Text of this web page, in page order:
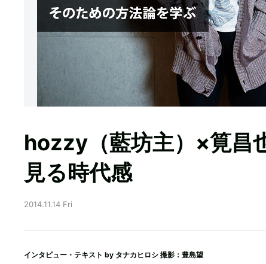
hozzy（藍坊主）×筧昌
見る時代感
2014.11.14 Fri
インタビュー・テキスト by タナカヒロシ 撮影：豊島望